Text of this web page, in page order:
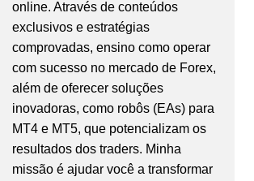
online. Através de conteúdos
exclusivos e estratégias
comprovadas, ensino como operar
com sucesso no mercado de Forex,
além de oferecer soluções
inovadoras, como robôs (EAs) para
MT4 e MT5, que potencializam os
resultados dos traders. Minha
missão é ajudar você a transformar